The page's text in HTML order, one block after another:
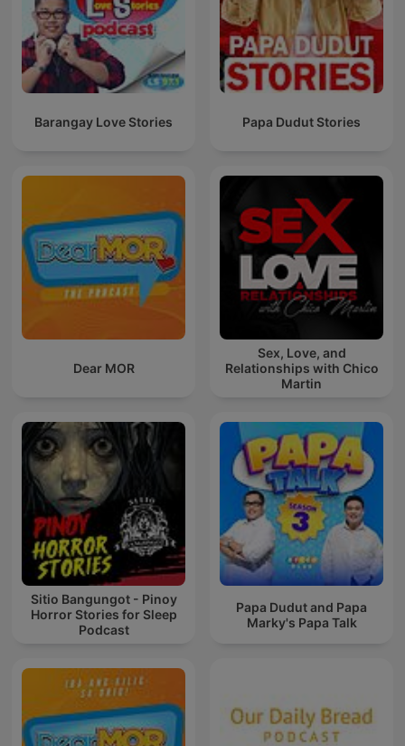
Barangay Love Stories Papa Dudut Stories
Dear MOR
Sex, Love, and
Relationships with Chico
Martin
Sitio Bangungot - Pinoy
Horror Stories for Sleep
Podcast
Papa Dudut and Papa
Marky's Papa Talk